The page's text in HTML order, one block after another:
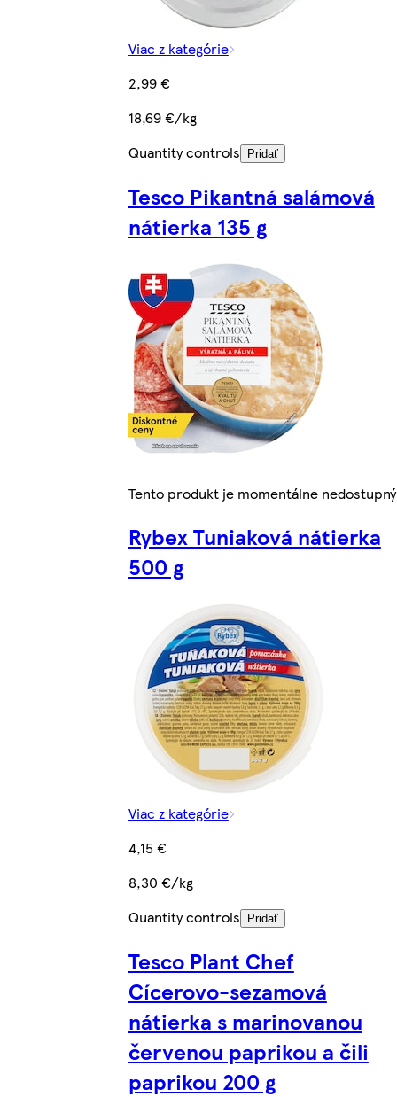
Viac z kategórie
2,99 €
18,69 €/kg
Quantity controls
Pridať
Tesco Pikantná salámová
nátierka 135 g
Tento produkt je momentálne nedostupný
Rybex Tuniaková nátierka
500 g
Viac z kategórie
4,15 €
8,30 €/kg
Quantity controls
Pridať
Tesco Plant Chef
Cícerovo-sezamová
nátierka s marinovanou
červenou paprikou a čili
paprikou 200 g